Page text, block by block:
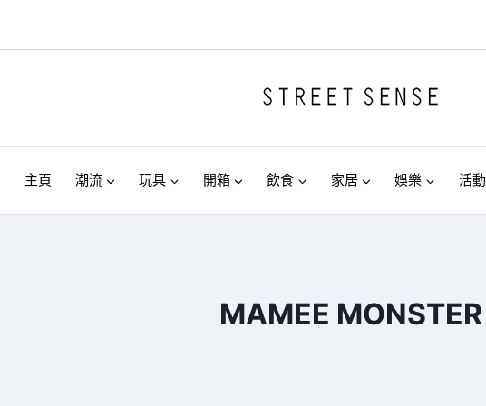
主頁 潮流 玩具 開箱 飲食 家居 娛樂 活動
MAMEE MONSTER